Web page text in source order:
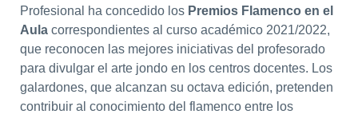
Profesional ha concedido los Premios Flamenco en el
Aulacorrespondientes al curso académico 2021/2022,
que reconocen las mejores iniciativas del profesorado
para divulgar el arte jondo en los centros docentes. Los
galardones, que alcanzan su octava edición, pretenden
contribuir al conocimiento del flamenco entre los